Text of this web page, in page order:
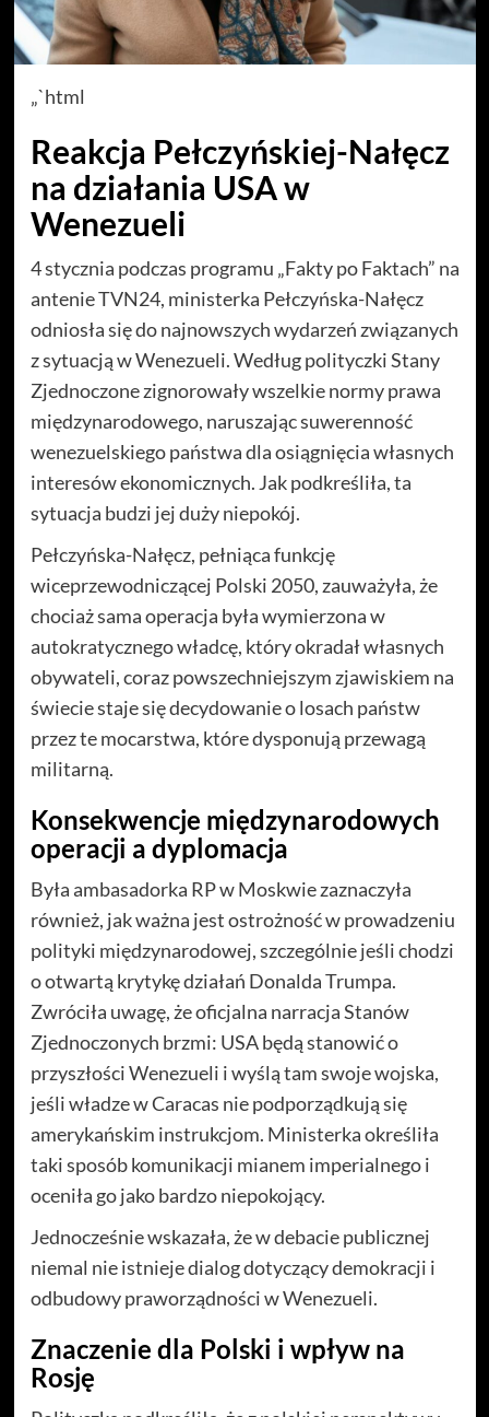
„`html
Reakcja Pełczyńskiej-Nałęcz
na działania USA w
Wenezueli
4 stycznia podczas programu „Fakty po Faktach” na
antenie TVN24, ministerka Pełczyńska-Nałęcz
odniosła się do najnowszych wydarzeń związanych
z sytuacją w Wenezueli. Według polityczki Stany
Zjednoczone zignorowały wszelkie normy prawa
międzynarodowego, naruszając suwerenność
wenezuelskiego państwa dla osiągnięcia własnych
interesów ekonomicznych. Jak podkreśliła, ta
sytuacja budzi jej duży niepokój.
Pełczyńska-Nałęcz, pełniąca funkcję
wiceprzewodniczącej Polski 2050, zauważyła, że
chociaż sama operacja była wymierzona w
autokratycznego władcę, który okradał własnych
obywateli, coraz powszechniejszym zjawiskiem na
świecie staje się decydowanie o losach państw
przez te mocarstwa, które dysponują przewagą
militarną.
Konsekwencje międzynarodowych
operacji a dyplomacja
Była ambasadorka RP w Moskwie zaznaczyła
również, jak ważna jest ostrożność w prowadzeniu
polityki międzynarodowej, szczególnie jeśli chodzi
o otwartą krytykę działań Donalda Trumpa.
Zwróciła uwagę, że oficjalna narracja Stanów
Zjednoczonych brzmi: USA będą stanowić o
przyszłości Wenezueli i wyślą tam swoje wojska,
jeśli władze w Caracas nie podporządkują się
amerykańskim instrukcjom. Ministerka określiła
taki sposób komunikacji mianem imperialnego i
oceniła go jako bardzo niepokojący.
Jednocześnie wskazała, że w debacie publicznej
niemal nie istnieje dialog dotyczący demokracji i
odbudowy praworządności w Wenezueli.
Znaczenie dla Polski i wpływ na
Rosję